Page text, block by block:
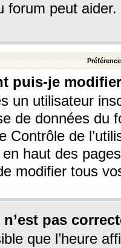
forum peut aider.
puis-je
un utilisateur
de données du
Contrôle de
haut des
modifier tous
n’est pas
que l’heure